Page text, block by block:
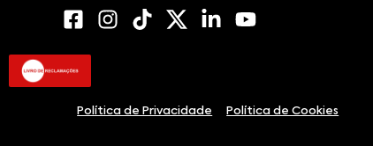
Política de Privacidade Política de Cookies